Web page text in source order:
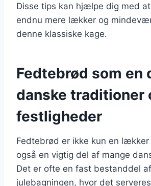
Disse tips kan hjælpe dig med
endnu mere lækker og
denne klassiske kage.
Fedtebrød som en
danske traditioner
festligheder
Fedtebrød er ikke kun en lækker
også en vigtig del af mange
Det er ofte en fast bestanddel af
julebagningen, hvor det